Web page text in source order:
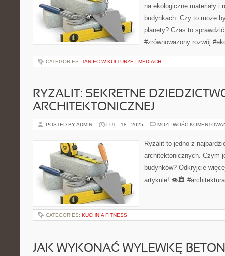
na ekologiczne materiały i
budynkach. Czy to może
planety? Czas to
#zrównoważony rozwój
CATEGORIES: TANIEC W KULTURZE I MEDIACH
RYZALIT: SEKRETNE
ARCHITEKTONICZNEJ
POSTED BY ADMIN LUT - 18 - 2025 MOŻLIWOŚĆ
Ryzalit to jedno z
architektonicznych. Czym
budynków? Odkryjcie
artykule! 👁️🏛️
CATEGORIES: KUCHNIA FITNESS
JAK WYKONAĆ WYLEWKĘ